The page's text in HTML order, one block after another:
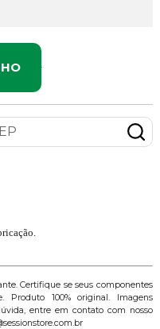
Certifique se seus componentes
Produto 100% original. Imagens
entre em contato com nosso